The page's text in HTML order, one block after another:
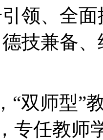
领、全
技兼备
“双师型”
专任教师